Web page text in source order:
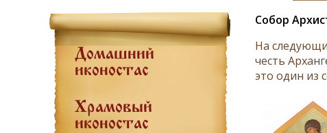
Домашний
иконостас
Храмовый
иконостас
Собор
На
честь
это один из